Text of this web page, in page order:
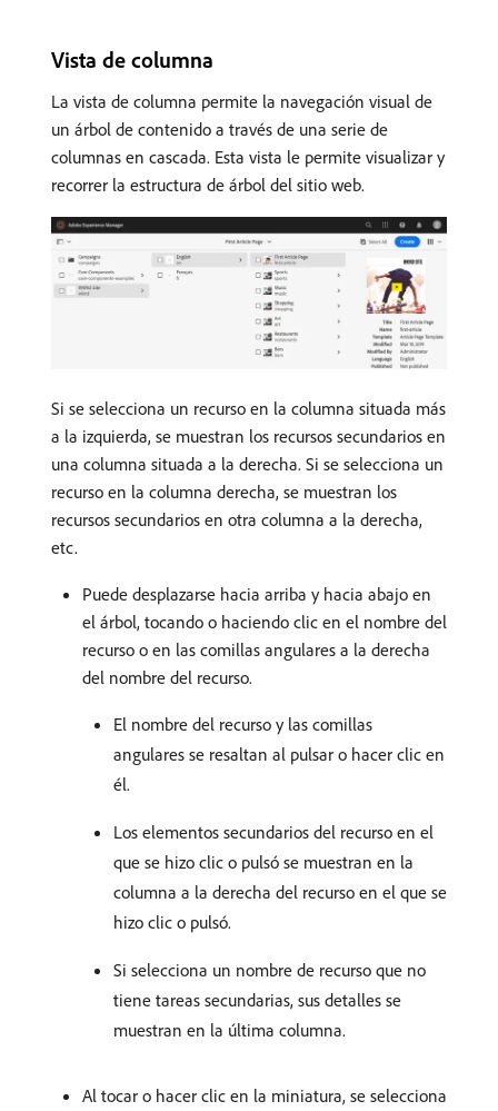
Vista de columna
La vista de columna permite la navegación visual de
un árbol de contenido a través de una serie de
columnas en cascada. Esta vista le permite visualizar y
recorrer la estructura de árbol del sitio web.
Si se selecciona un recurso en la columna situada más
a la izquierda, se muestran los recursos secundarios en
una columna situada a la derecha. Si se selecciona un
recurso en la columna derecha, se muestran los
recursos secundarios en otra columna a la derecha,
etc.
Puede desplazarse hacia arriba y hacia abajo en
el árbol, tocando o haciendo clic en el nombre del
recurso o en las comillas angulares a la derecha
del nombre del recurso.
El nombre del recurso y las comillas
angulares se resaltan al pulsar o hacer clic en
él.
Los elementos secundarios del recurso en el
que se hizo clic o pulsó se muestran en la
columna a la derecha del recurso en el que se
hizo clic o pulsó.
Si selecciona un nombre de recurso que no
tiene tareas secundarias, sus detalles se
muestran en la última columna.
Al tocar o hacer clic en la miniatura, se selecciona